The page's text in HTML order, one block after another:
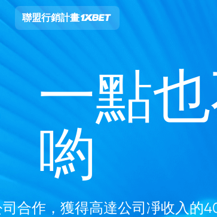
聯盟行銷計畫
一點
喲
合作，獲得高達公司凈收入的